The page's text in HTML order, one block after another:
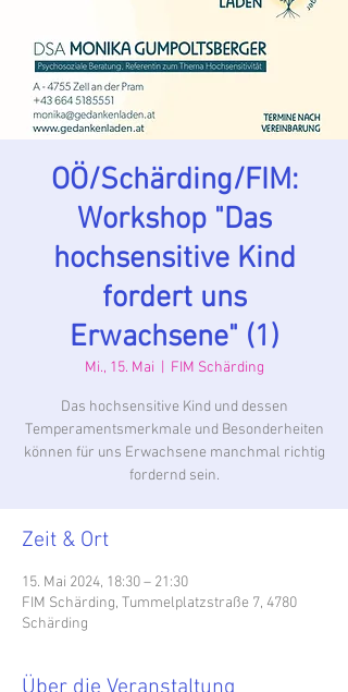
OÖ/Schärding/FIM:
Workshop "Das
hochsensitive Kind
fordert uns
Erwachsene" (1)
Mi., 15. Mai FIM Schärding
Das hochsensitive Kind und dessen
Temperamentsmerkmale und Besonderheiten
können für uns Erwachsene manchmal richtig
fordernd sein.
Zeit & Ort
15. Mai 2024, 18:30 – 21:30
FIM Schärding, Tummelplatzstraße 7, 4780
Schärding